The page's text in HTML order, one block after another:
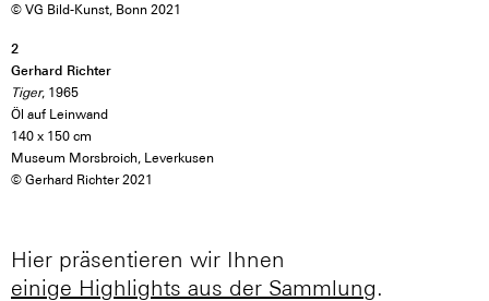
© VG Bild-Kunst, Bonn 2021
2
Gerhard Richter
Tiger, 1965
Öl auf Leinwand
140 x 150 cm
Museum Morsbroich, Leverkusen
© Gerhard Richter 2021
Hier präsentieren wir Ihnen
einige Highlights aus der Sammlung.